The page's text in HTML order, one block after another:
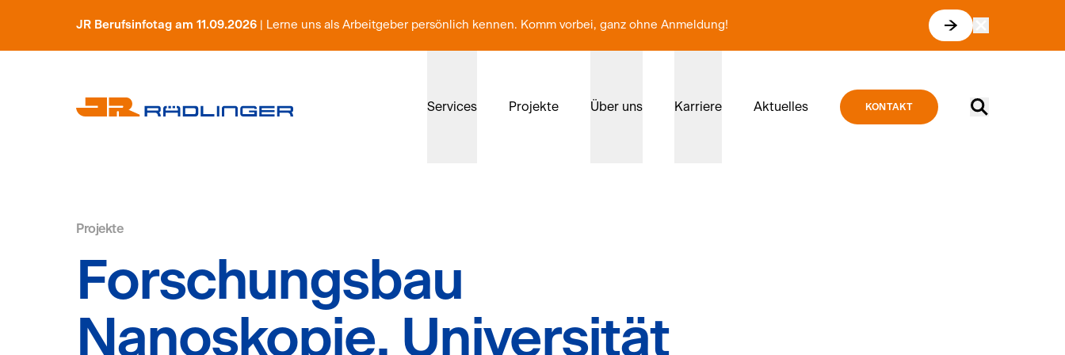
JR Berufsinfotag am 11.09.2026 | Lerne uns als Arbeitgeber persönlich kennen. Komm vorbei, ganz ohne Anmeldung!
Services Projekte Über uns Karriere Aktuelles KONTAKT Suche
Projekte
Forschungsbau
Nanoskopie, Universität